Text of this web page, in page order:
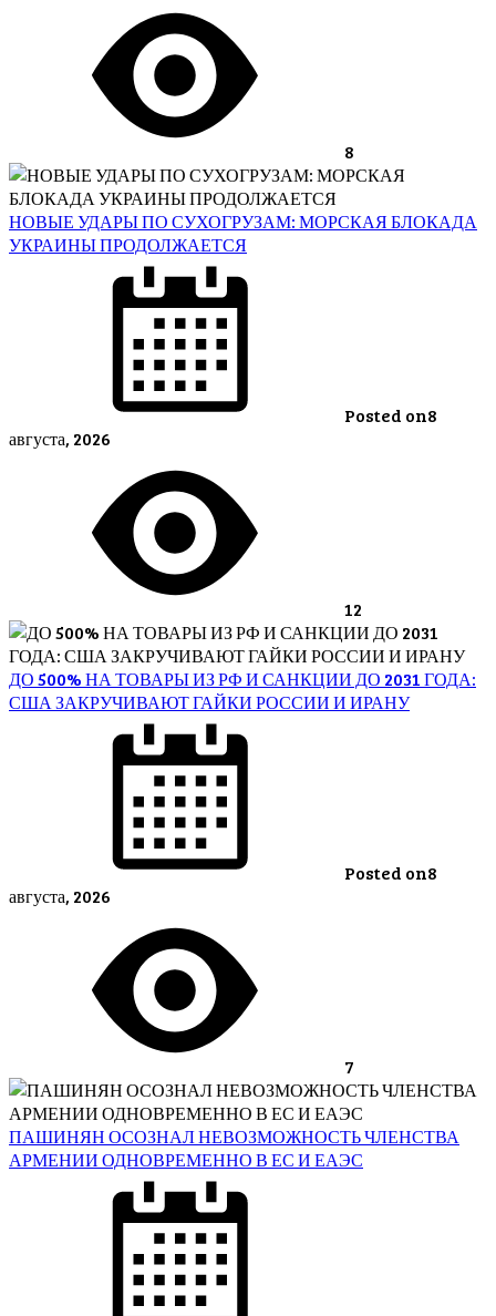
8
НОВЫЕ УДАРЫ ПО СУХОГРУЗАМ: МОРСКАЯ БЛОКАДА
УКРАИНЫ ПРОДОЛЖАЕТСЯ
Posted on8
августа, 2026
12
ДО 500% НА ТОВАРЫ ИЗ РФ И САНКЦИИ ДО 2031 ГОДА:
США ЗАКРУЧИВАЮТ ГАЙКИ РОССИИ И ИРАНУ
Posted on8
августа, 2026
7
ПАШИНЯН ОСОЗНАЛ НЕВОЗМОЖНОСТЬ ЧЛЕНСТВА
АРМЕНИИ ОДНОВРЕМЕННО В ЕС И ЕАЭС